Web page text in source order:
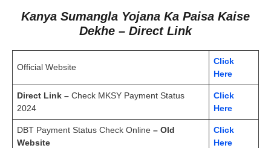
Kanya Sumangla Yojana Ka Paisa Kaise
Dekhe – Direct Link
Official Website
Click
Here
Direct Link – Check MKSY Payment Status
2024
Click
Here
DBT Payment Status Check Online – Old
Website
Click
Here